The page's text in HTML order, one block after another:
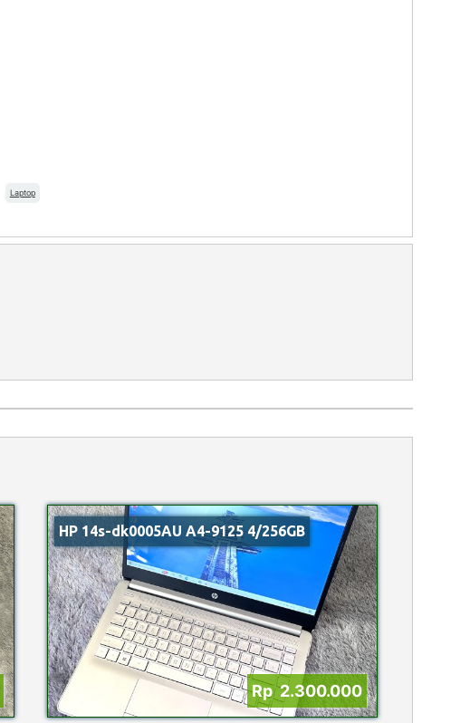
Laptop
HP 14s-dk0005AU A4-9125 4/256GB
Rp 2.300.000